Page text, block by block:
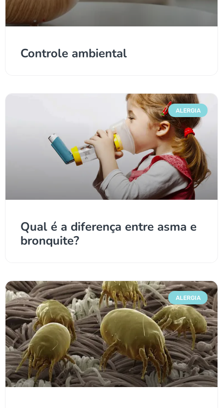
Controle ambiental
ALERGIA
Qual é a diferença entre asma e
bronquite?
ALERGIA